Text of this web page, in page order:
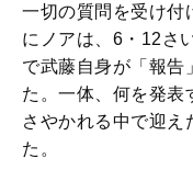
一切の質問を受け付
にノアは、6・12さ
で武藤自身が「報告
た。一体、何を発表
さやかれる中で迎え
た。